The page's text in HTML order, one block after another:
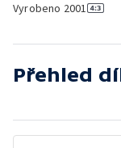
Vyrobeno 2001
Přehled